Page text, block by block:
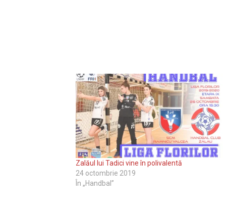
Zalăul lui Tadici vine în polivalentă
24 octombrie 2019
În „Handbal”